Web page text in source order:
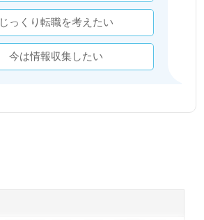
じっくり転職を考えたい
今は情報収集したい